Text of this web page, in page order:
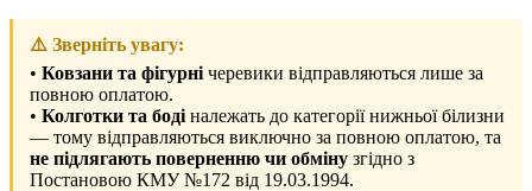
⚠️ Зверніть увагу:
• Ковзани та фігурні черевики відправляються лише за
повною оплатою.
• Колготки та боді належать до категорії нижньої білизни
— тому відправляються виключно за повною оплатою, та
не підлягають поверненню чи обміну згідно з
Постановою КМУ №172 від 19.03.1994.